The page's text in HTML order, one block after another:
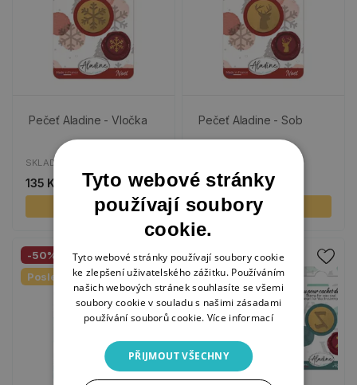
Pečeť Aladine - Vločka
SKLADEM
135 Kč
KOUPIT
Pečeť Aladine - Sob
135 Kč 68 Kč
KOUPIT
-50%
Poslední kusy
-50%
Poslední kusy
Tyto webové stránky
používají soubory
cookie.
Tyto webové stránky používají soubory cookie
ke zlepšení uživatelského zážitku. Používáním
našich webových stránek souhlasíte se všemi
soubory cookie v souladu s našimi zásadami
používání souborů cookie. Více informací
PŘIJMOUT VŠECHNY